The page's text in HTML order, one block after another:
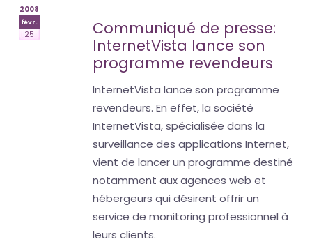
2008
févr.
25
Communiqué de presse:
InternetVista lance son
programme revendeurs
InternetVista lance son programme
revendeurs. En effet, la société
InternetVista, spécialisée dans la
surveillance des applications Internet,
vient de lancer un programme destiné
notamment aux agences web et
hébergeurs qui désirent offrir un
service de monitoring professionnel à
leurs clients.